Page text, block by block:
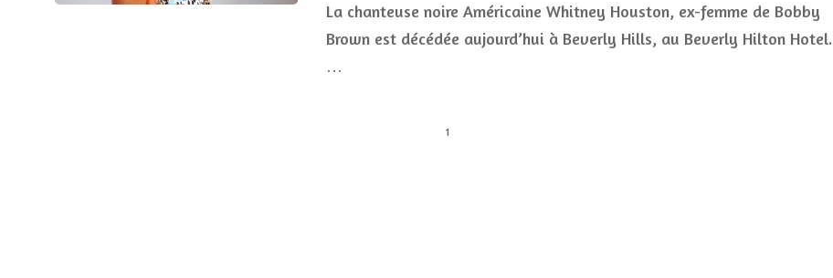
La chanteuse noire Américaine Whitney Houston, ex-femme de Bobby
Brown est décédée aujourd’hui à Beverly Hills, au Beverly Hilton Hotel.
…
1